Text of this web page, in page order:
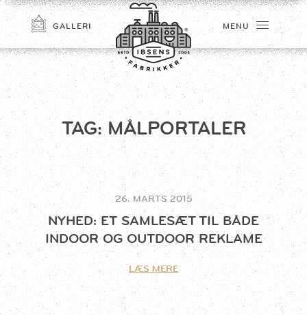
TILMELD
GALLERI MENU
TAG:MÅLPORTALER
26. MARTS 2015
NYHED: ET SAMLESÆT TIL BÅDE
INDOOR OG OUTDOOR REKLAME
LÆS MERE